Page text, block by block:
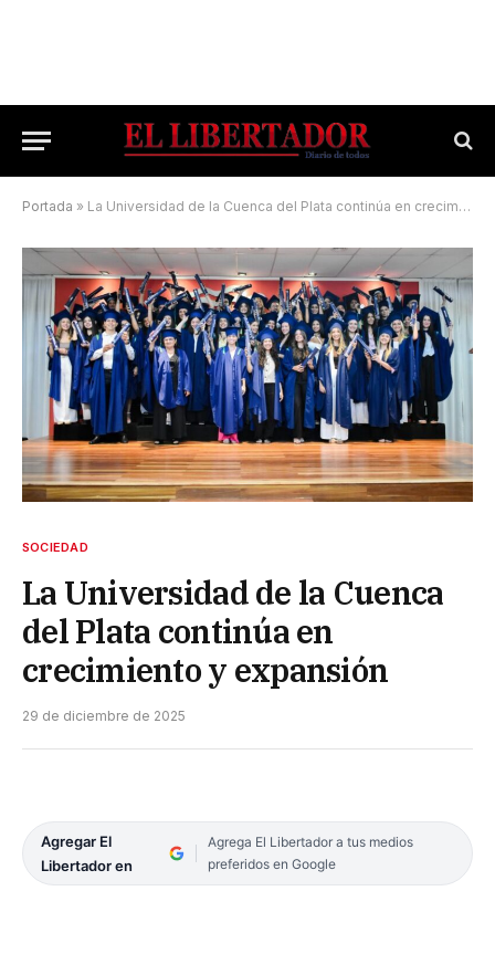
Portada » La Universidad de la Cuenca del Plata continúa en crecimiento y expansión
SOCIEDAD
La Universidad de la Cuenca
del Plata continúa en
crecimiento y expansión
29 de diciembre de 2025
Agregar El
Libertador en
Agrega El Libertador a tus medios
preferidos en Google